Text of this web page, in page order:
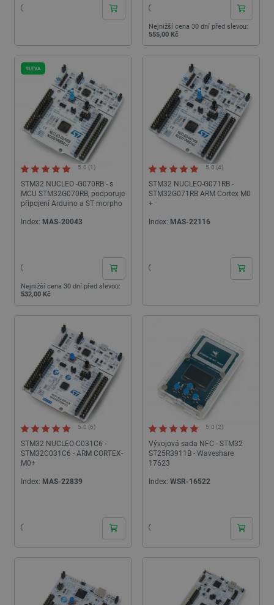
Nejnižší cena 30 dní před slevou:
555,00 Kč
STM32 NUCLEO -G070RB - s
MCU STM32G070RB, podporuje
připojení Arduino a ST morpho
5.0 (1)
Index: MAS-20043
Nejnižší cena 30 dní před slevou:
532,00 Kč
SLEVA
STM32 NUCLEO-G071RB -
STM32G071RB ARM Cortex M0
+
5.0 (4)
Index: MAS-22116
STM32 NUCLEO-C031C6 -
STM32C031C6 - ARM CORTEX-
M0+
5.0 (6)
Index: MAS-22839
Vývojová sada NFC - STM32
ST25R3911B - Waveshare
17623
5.0 (2)
Index: WSR-16522